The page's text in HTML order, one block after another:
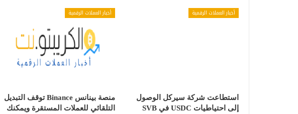
أخبار العملات الرقمية
استطاعت شركة سيركل الوصول
إلى احتياطيات USDC في SVB
أخبار العملات الرقمية
منصة بينانس Binance توقف التبديل
التلقائي للعملات المستقرة ويمكنك